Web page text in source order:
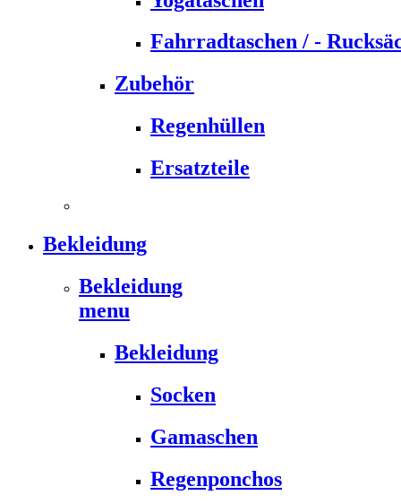
Fahrradtaschen / -
Zubehör
Regenhüllen
Ersatzteile
Bekleidung
Bekleidung
menu
Bekleidung
Socken
Gamaschen
Regenponchos